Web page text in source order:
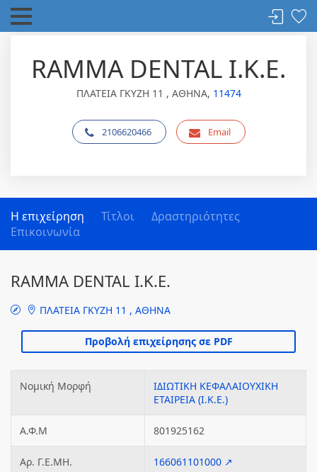
RAMMA DENTAL Ι.Κ.Ε.
ΠΛΑΤΕΙΑ ΓΚΥΖΗ 11 , ΑΘΗΝΑ, 11474
2106620466 Email
Η επιχείρηση Τίτλοι
Δραστηριότητες
Επικοινωνία
RAMMA DENTAL Ι.Κ.Ε.
ΠΛΑΤΕΙΑ ΓΚΥΖΗ 11 , ΑΘΗΝΑ
Νομική Μορφή
ΙΔΙΩΤΙΚΗ ΚΕΦΑΛΑΙΟΥΧΙΚΗ
ΕΤΑΙΡΕΙΑ (Ι.Κ.Ε.)
Α.Φ.Μ 801925162
Αρ. Γ.Ε.ΜΗ. 166061101000 ↗